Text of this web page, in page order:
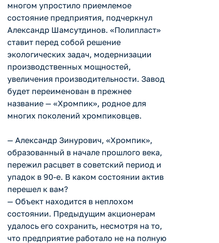
многом упростило приемлемое
состояние предприятия, подчеркнул
Александр Шамсутдинов. «Полипласт»
ставит перед собой решение
экологических задач, модернизации
производственных мощностей,
увеличения производительности. Завод
будет переименован в прежнее
название — «Хромпик», родное для
многих поколений хромпиковцев.
— Александр Зинурович, «Хромпик»,
образованный в начале прошлого века,
пережил расцвет в советский период и
упадок в 90-е. В каком состоянии актив
перешел к вам?
— Объект находится в неплохом
состоянии. Предыдущим акционерам
удалось его сохранить, несмотря на то,
что предприятие работало не на полную